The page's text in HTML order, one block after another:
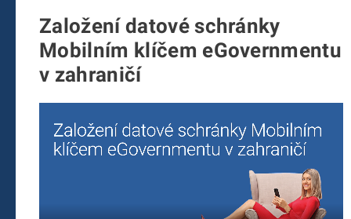
Založení datové schránky
Mobilním klíčem eGovernmentu
v zahraničí